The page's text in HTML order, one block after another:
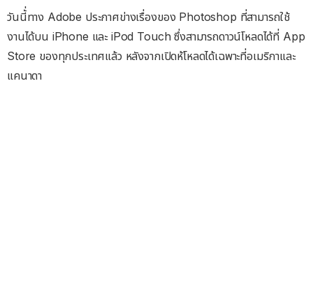
วันนี้่ทาง Adobe ประกาศข่างเรื่องของ Photoshop ที่สามารถใช้
งานได้บน iPhone และ iPod Touch ซึ่งสามารถดาวน์โหลดได้ที่ App
Store ของทุกประเทศแล้ว หลังจากเปิดห้โหลดได้เฉพาะที่อเมริกาและ
แคนาดา